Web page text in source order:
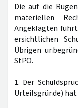
Die auf die
materiellen
Angeklagten
ersichtlichen
Übrigen
StPO.
1. Der
Urteilsgründe) hat